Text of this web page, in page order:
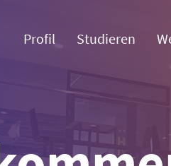
Profil Studieren